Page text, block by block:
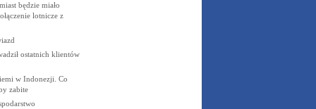
będzie miało
lotnicze z
ostatnich klientów
w Indonezji. Co
zabite